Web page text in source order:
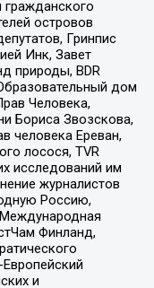
гражданского
островов
Гринпис
Инк, Завет
природы, BDR
дом
Человека,
Бориса Звозскова,
человека Ереван,
лосося, TVR
исследований им
журналистов
Россию,
Международная
Финланд,
и